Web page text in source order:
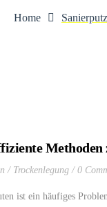
Home Sanierputz
/ Trockenlegung 0
ist ein häufiges